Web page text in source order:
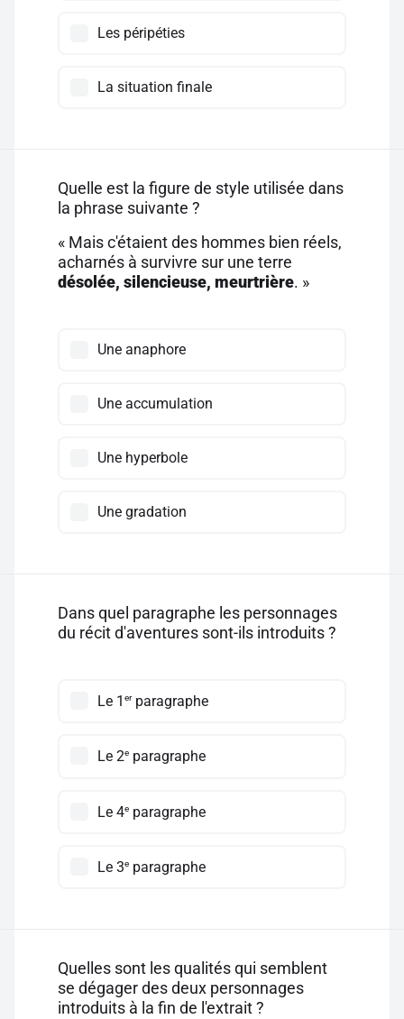
Les péripéties
La situation finale
Quelle est la figure de style utilisée dans
la phrase suivante ?
« Mais c'étaient des hommes bien réels,
acharnés à survivre sur une terre
désolée, silencieuse, meurtrière. »
Une anaphore
Une accumulation
Une hyperbole
Une gradation
Dans quel paragraphe les personnages
du récit d'aventures sont-ils introduits ?
Le 1 erparagraphe
Le 2e paragraphe
Le 4e paragraphe
Le 3e paragraphe
Quelles sont les qualités qui semblent
se dégager des deux personnages
introduits à la fin de l'extrait ?